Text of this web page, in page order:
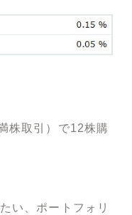
株取引）で12株購
い、ポートフォリ